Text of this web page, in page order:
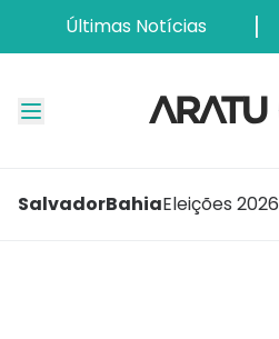
Últimas Notícias
SalvadorBahiaEleições 2026